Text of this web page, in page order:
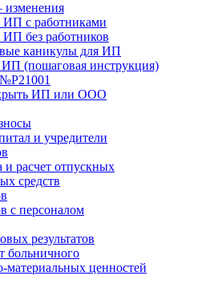
ИП с работниками
ИП без работников
каникулы для ИП
ИП (пошаговая инструкция)
ИП или ООО
и учредители
и расчет отпускных
средств
с персоналом
результатов
больничного
материальных ценностей